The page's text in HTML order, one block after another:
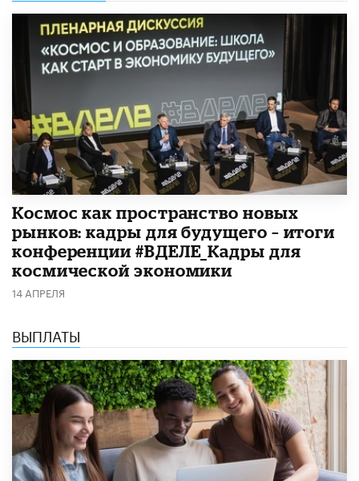
Космос как пространство новых
рынков: кадры для будущего – итоги
конференции #ВДЕЛЕ_Кадры для
космической экономики
14 АПРЕЛЯ
ВЫПЛАТЫ